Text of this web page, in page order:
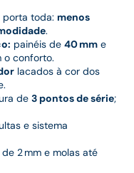
porta toda: menos
.
painéis de 40 mm e
o conforto.
lacados à cor dos
de 3 pontos de série;
e sistema
2 mm e molas até